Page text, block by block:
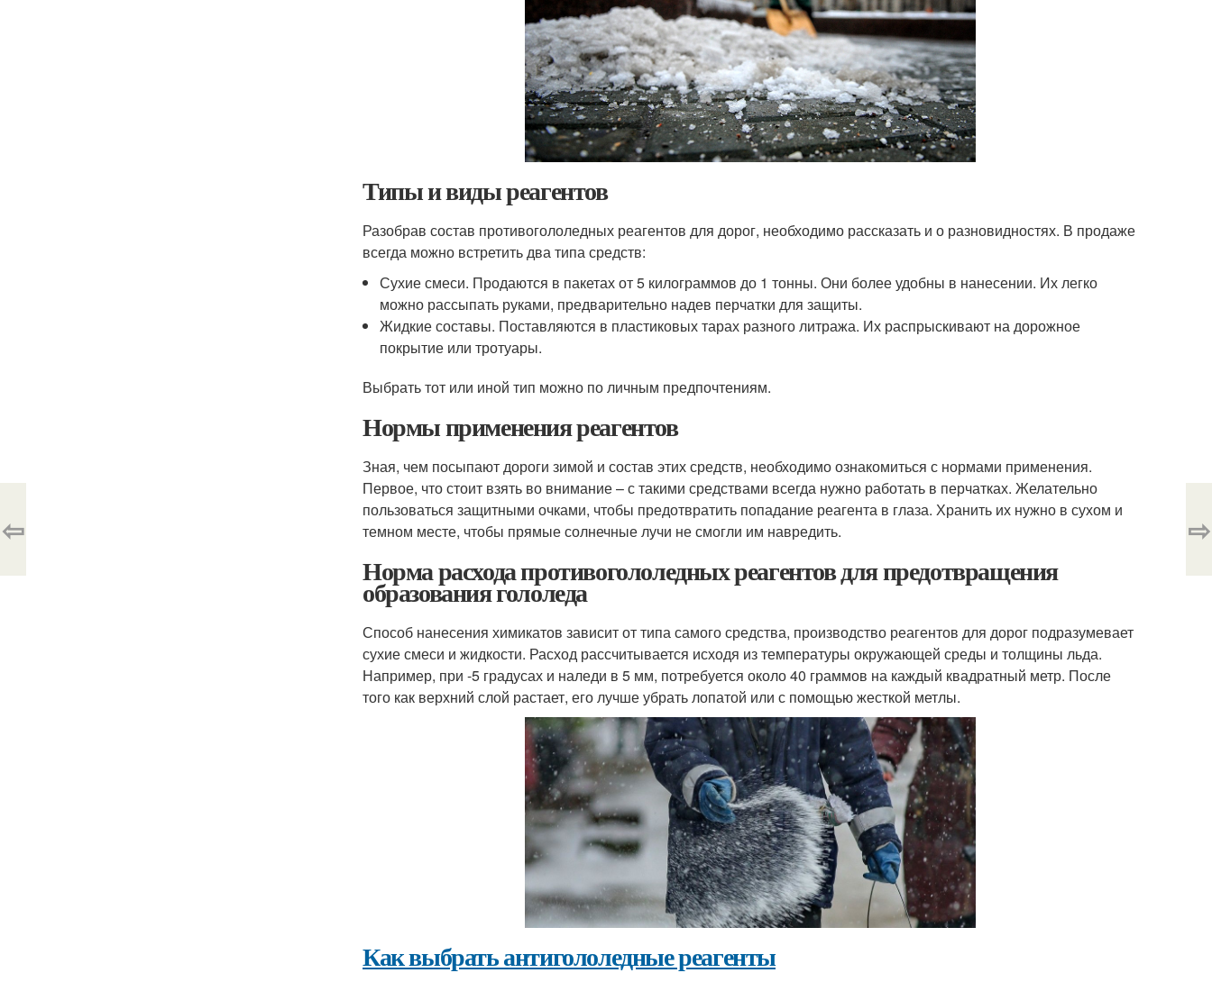
Типы и виды реагентов
Разобрав состав противогололедных реагентов для дорог, необходимо рассказать и о разновидностях. В продаже
всегда можно встретить два типа средств:
Сухие смеси. Продаются в пакетах от 5 килограммов до 1 тонны. Они более удобны в нанесении. Их легко
можно рассыпать руками, предварительно надев перчатки для защиты.
Жидкие составы. Поставляются в пластиковых тарах разного литража. Их распрыскивают на дорожное
покрытие или тротуары.
Выбрать тот или иной тип можно по личным предпочтениям.
Нормы применения реагентов
Зная, чем посыпают дороги зимой и состав этих средств, необходимо ознакомиться с нормами применения.
Первое, что стоит взять во внимание – с такими средствами всегда нужно работать в перчатках. Желательно
пользоваться защитными очками, чтобы предотвратить попадание реагента в глаза. Хранить их нужно в сухом и
темном месте, чтобы прямые солнечные лучи не смогли им навредить.
Норма расхода противогололедных реагентов для предотвращения
образования гололеда
Способ нанесения химикатов зависит от типа самого средства, производство реагентов для дорог подразумевает
сухие смеси и жидкости. Расход рассчитывается исходя из температуры окружающей среды и толщины льда.
Например, при -5 градусах и наледи в 5 мм, потребуется около 40 граммов на каждый квадратный метр. После
того как верхний слой растает, его лучше убрать лопатой или с помощью жесткой метлы.
Как выбрать антигололедные реагенты
⇦ ⇨